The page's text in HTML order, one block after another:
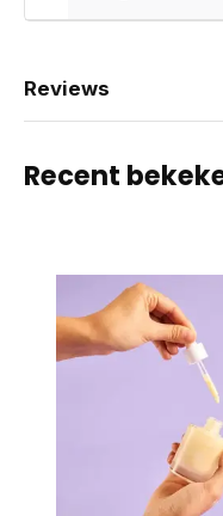
Reviews
Recent